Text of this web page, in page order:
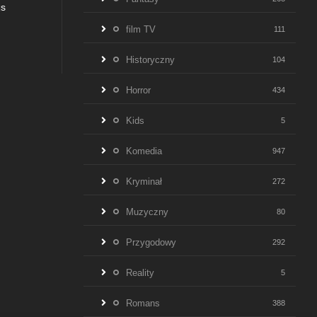
film TV 111
Historyczny 104
Horror 434
Kids 5
Komedia 947
Kryminał 272
Muzyczny 80
Przygodowy 292
Reality 5
Romans 388